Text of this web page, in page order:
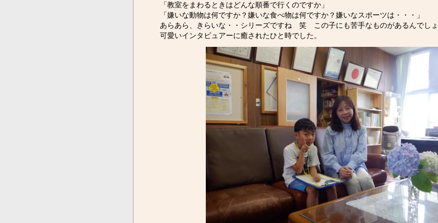
「教室をまわるときはどんな順番で行くのですか」
「嫌いな動物は何ですか？嫌いな食べ物は何ですか？嫌いなスポーツは・・・」
あらあら、きらいな・・シリーズですね 笑 この子にも苦手なものがあるんでし
可愛いインタビュアーに癒されたひと時でした。